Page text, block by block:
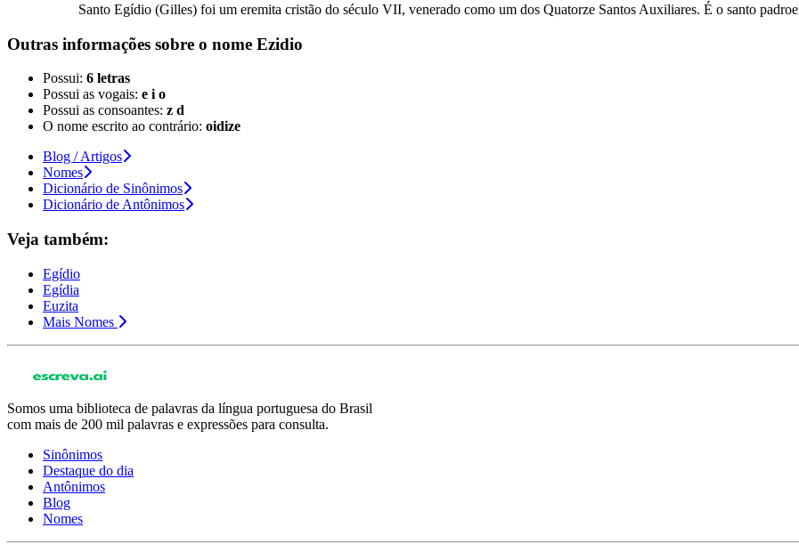
Santo Egídio (Gilles) foi um eremita cristão do século VII, venerado como um dos Quatorze Santos Auxiliares. É o santo
Outras informações sobre o nome Ezidio
Possui: 6 letras
Possui as vogais: e i o
Possui as consoantes: z d
O nome escrito ao contrário: oidize
Blog / Artigos
Nomes
Dicionário de Sinônimos
Dicionário de Antônimos
Veja também:
Egídio
Egídia
Euzita
Mais Nomes
Somos uma biblioteca de palavras da língua portuguesa do Brasil
com mais de 200 mil palavras e expressões para consulta.
Sinônimos
Destaque do dia
Antônimos
Blog
Nomes